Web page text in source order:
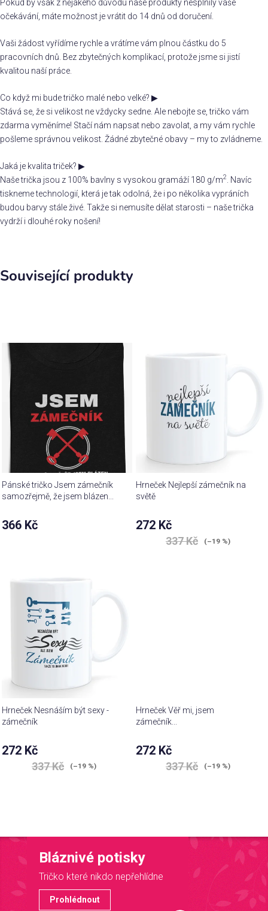
Pokud by však z nějakého důvodu naše produkty nesplnily vaše
očekávání, máte možnost je vrátit do 14 dnů od doručení.
Vaši žádost vyřídíme rychle a vrátíme vám plnou částku do 5
pracovních dnů. Bez zbytečných komplikací, protože jsme si jistí
kvalitou naší práce.
Co když mi bude tričko malé nebo velké? ▶
Stává se, že si velikost ne vždycky sedne. Ale nebojte se, tričko vám
zdarma vyměníme! Stačí nám napsat nebo zavolat, a my vám rychle
pošleme správnou velikost. Žádné zbytečné obavy – my to zvládneme.
Jaká je kvalita triček? ▶
Naše trička jsou z 100% bavlny s vysokou gramáží 180 g/m2
. Navíc
tiskneme technologií, která je tak odolná, že i po několika vypráních
budou barvy stále živé. Takže si nemusíte dělat starosti – naše trička
vydrží i dlouhé roky nošení!
Související produkty
Pánské tričko Jsem zámečník
samozřejmě, že jsem blázen...
366 Kč
Hrneček Nejlepší zámečník na
světě
272 Kč
337 Kč (–19 %)
Hrneček Nesnáším být sexy -
zámečník
272 Kč
337 Kč (–19 %)
Hrneček Věř mi, jsem
zámečník...
272 Kč
337 Kč (–19 %)
Bláznivé potisky
Tričko které nikdo nepřehlídne
Prohlédnout